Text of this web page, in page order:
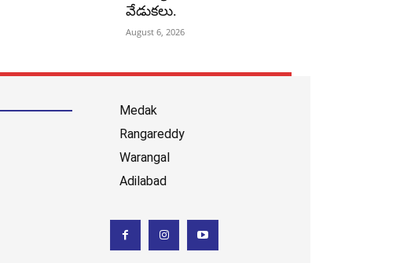
వేడుకలు.
August 6, 2026
Medak
Rangareddy
Warangal
Adilabad